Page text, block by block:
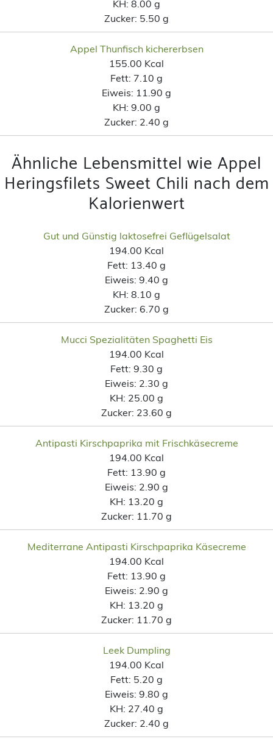
KH: 8.00 g
Zucker: 5.50 g
Appel Thunfisch kichererbsen
155.00 Kcal
Fett: 7.10 g
Eiweis: 11.90 g
KH: 9.00 g
Zucker: 2.40 g
Ähnliche Lebensmittel wie Appel
Heringsfilets Sweet Chili nach dem
Kalorienwert
Gut und Günstig laktosefrei Geflügelsalat
194.00 Kcal
Fett: 13.40 g
Eiweis: 9.40 g
KH: 8.10 g
Zucker: 6.70 g
Mucci Spezialitäten Spaghetti Eis
194.00 Kcal
Fett: 9.30 g
Eiweis: 2.30 g
KH: 25.00 g
Zucker: 23.60 g
Antipasti Kirschpaprika mit Frischkäsecreme
194.00 Kcal
Fett: 13.90 g
Eiweis: 2.90 g
KH: 13.20 g
Zucker: 11.70 g
Mediterrane Antipasti Kirschpaprika Käsecreme
194.00 Kcal
Fett: 13.90 g
Eiweis: 2.90 g
KH: 13.20 g
Zucker: 11.70 g
Leek Dumpling
194.00 Kcal
Fett: 5.20 g
Eiweis: 9.80 g
KH: 27.40 g
Zucker: 2.40 g